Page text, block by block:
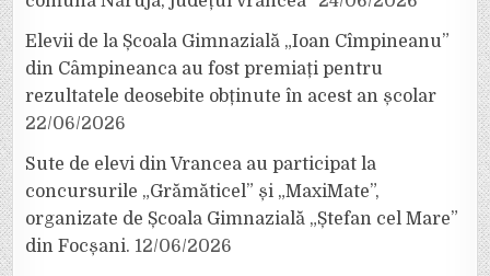
Elevii de la Școala Gimnazială „Ioan Cîmpineanu”
din Câmpineanca au fost premiați pentru
rezultatele deosebite obținute în acest an școlar
22/06/2026
Sute de elevi din Vrancea au participat la
concursurile „Grămăticel” și „MaxiMate”,
organizate de Școala Gimnazială „Ștefan cel Mare”
din Focșani. 12/06/2026